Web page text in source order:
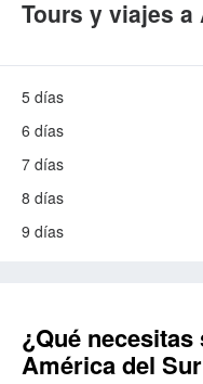
Tours y viajes a
5 días
6 días
7 días
8 días
9 días
¿Qué
América del